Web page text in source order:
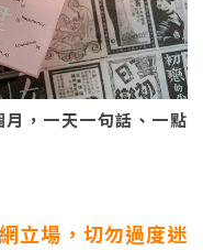
，一天一句話、一點
立場，切勿過度迷